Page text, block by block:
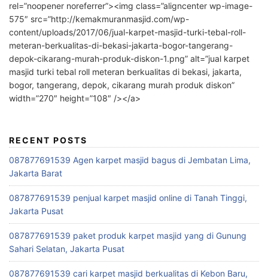
rel=”noopener noreferrer”><img class=”aligncenter wp-image-
575″ src=”http://kemakmuranmasjid.com/wp-
content/uploads/2017/06/jual-karpet-masjid-turki-tebal-roll-
meteran-berkualitas-di-bekasi-jakarta-bogor-tangerang-
depok-cikarang-murah-produk-diskon-1.png” alt=”jual karpet
masjid turki tebal roll meteran berkualitas di bekasi, jakarta,
bogor, tangerang, depok, cikarang murah produk diskon”
width=”270″ height=”108″ /></a>
RECENT POSTS
087877691539 Agen karpet masjid bagus di Jembatan Lima,
Jakarta Barat
087877691539 penjual karpet masjid online di Tanah Tinggi,
Jakarta Pusat
087877691539 paket produk karpet masjid yang di Gunung
Sahari Selatan, Jakarta Pusat
087877691539 cari karpet masjid berkualitas di Kebon Baru,